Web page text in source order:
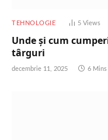
TEHNOLOGIE 5 Views
Unde și cum
târguri
decembrie 11, 2025 6 Mins